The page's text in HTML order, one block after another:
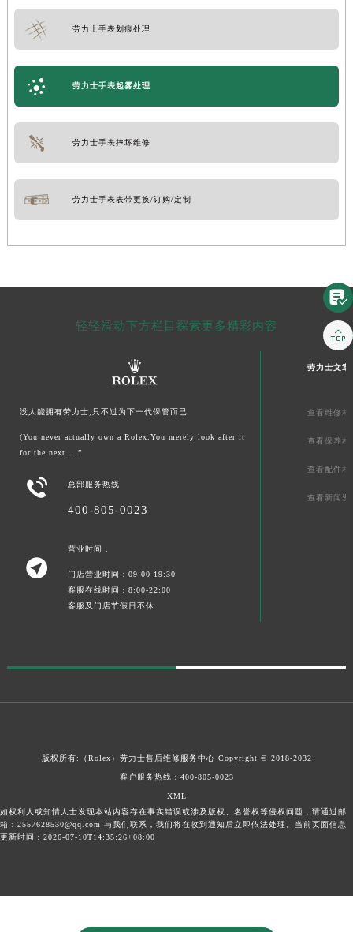
劳力士手表划痕处理
劳力士手表起雾处理
劳力士手表摔坏维修
劳力士手表表带更换/订购/定制
轻轻滑动下方栏目探索更多精彩内容
没人能拥有劳力士,只不过为下一代保管而已
(You never actually own a Rolex.You merely look after it
for the next ...”
 总部服务热线
400-805-0023

营业时间：
门店营业时间：09:00-19:30
客服在线时间：8:00-22:00
客服及门店节假日不休
劳力士文章
查看维修相
查看保养相
查看配件相
查看新闻资
版权所有:（Rolex） 劳力士售后维修服务中心 Copyright © 2018-2032
客户服务热线： 400-805-0023
XML
如权利人或知情人士发现本站内容存在事实错误或涉及版权、名誉权等侵权问题，请通过邮
箱：2557628530@qq.com 与我们联系，我们将在收到通知后立即依法处理。当前页面信息
更新时间：2026-07-10T14:35:26+08:00

